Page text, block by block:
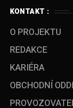
KONTAKT :
O PROJEKTU
REDAKCE
KARIÉRA
OBCHODNÍ